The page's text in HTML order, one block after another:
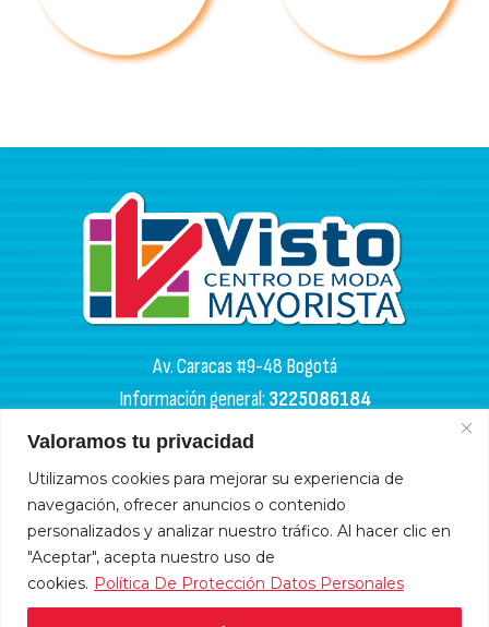
Valoramos tu privacidad
Utilizamos cookies para mejorar su experiencia de
navegación, ofrecer anuncios o contenido
personalizados y analizar nuestro tráfico. Al hacer clic en
"Aceptar", acepta nuestro uso de
cookies. Política De Protección Datos Personales
Av. Caracas #9-48 Bogotá
Información general:3225086184
PQR:3102133050
HORARIOS DE APERTURA
Miércoles y sábados: 4:00 a. m. - 6:00 p. m.
Lunes, martes, jueves y viernes: 9:00 a. m. - 6:00 p. m.
Domingos y festivos: 10:00 a. m. - 5:00 p .m.